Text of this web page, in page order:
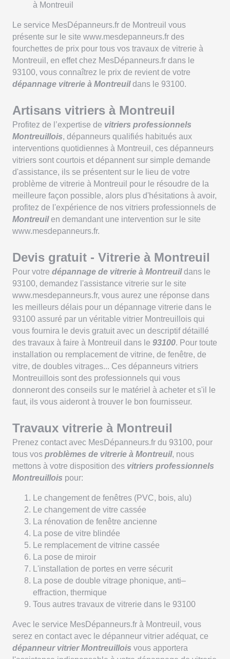
à Montreuil
Le service MesDépanneurs.fr de Montreuil vous
présente sur le site www.mesdepanneurs.fr des
fourchettes de prix pour tous vos travaux de vitrerie à
Montreuil, en effet chez MesDépanneurs.fr dans le
93100, vous connaîtrez le prix de revient de votre
dépannage vitrerie à Montreuildans le 93100.
Artisans vitriers à Montreuil
Profitez de l’expertise de vitriers professionnels
Montreuillois, dépanneurs qualifiés habitués aux
interventions quotidiennes à Montreuil, ces dépanneurs
vitriers sont courtois et dépannent sur simple demande
d'assistance, ils se présentent sur le lieu de votre
problème de vitrerie à Montreuil pour le résoudre de la
meilleure façon possible, alors plus d'hésitations à avoir,
profitez de l'expérience de nos vitriers professionnels de
Montreuilen demandant une intervention sur le site
www.mesdepanneurs.fr.
Devis gratuit - Vitrerie à Montreuil
Pour votre dépannage de vitrerie à Montreuildans le
93100, demandez l'assistance vitrerie sur le site
www.mesdepanneurs.fr, vous aurez une réponse dans
les meilleurs délais pour un dépannage vitrerie dans le
93100 assuré par un véritable vitrier Montreuillois qui
vous fournira le devis gratuit avec un descriptif détaillé
des travaux à faire à Montreuil dans le 93100. Pour toute
installation ou remplacement de vitrine, de fenêtre, de
vitre, de doubles vitrages... Ces dépanneurs vitriers
Montreuillois sont des professionnels qui vous
donneront des conseils sur le matériel à acheter et s'il le
faut, ils vous aideront à trouver le bon fournisseur.
Travaux vitrerie à Montreuil
Prenez contact avec MesDépanneurs.fr du 93100, pour
tous vos problèmes de vitrerie à Montreuil, nous
mettons à votre disposition des vitriers professionnels
Montreuillois pour:
Le changement de fenêtres (PVC, bois, alu)
Le changement de vitre cassée
La rénovation de fenêtre ancienne
La pose de vitre blindée
Le remplacement de vitrine cassée
La pose de miroir
L'installation de portes en verre sécurit
La pose de double vitrage phonique, anti–
effraction, thermique
Tous autres travaux de vitrerie dans le 93100
Avec le service MesDépanneurs.fr à Montreuil, vous
serez en contact avec le dépanneur vitrier adéquat, ce
dépanneur vitrier Montreuillois vous apportera